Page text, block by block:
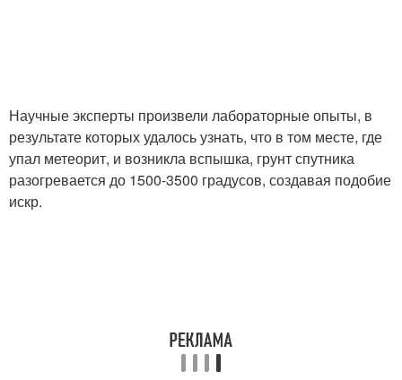
Научные эксперты произвели лабораторные опыты, в
результате которых удалось узнать, что в том месте, где
упал метеорит, и возникла вспышка, грунт спутника
разогревается до 1500-3500 градусов, создавая подобие
искр.